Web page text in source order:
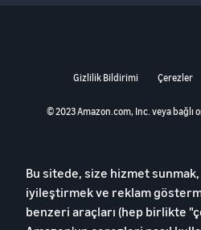
Gizlilik Bildirimi Çerezler
© 2023 Amazon.com, Inc. veya bağlı
Bu sitede, size hizmet
iyileştirmek ve reklam
benzeri araçları (hep birlikte